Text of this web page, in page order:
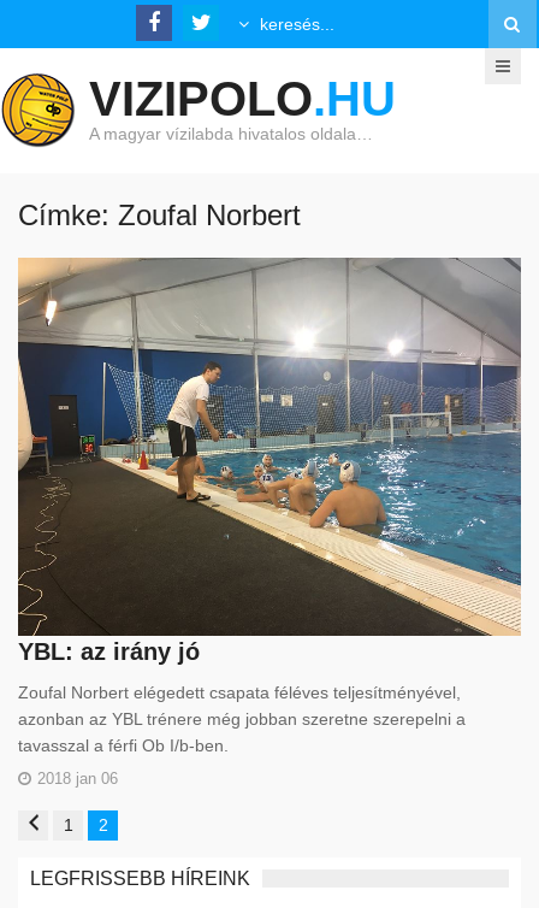
VIZIPOLO.HU
A magyar vízilabda hivatalos oldala…
Címke: Zoufal Norbert
YBL: az irány jó
Zoufal Norbert elégedett csapata féléves teljesítményével,
azonban az YBL trénere még jobban szeretne szerepelni a
tavasszal a férfi Ob I/b-ben.
2018 jan 06
1 2
LEGFRISSEBB HÍREINK